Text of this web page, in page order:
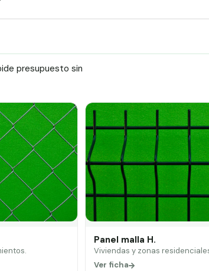
presupuesto sin
Panel malla H.
Viviendas y zonas
Ver ficha